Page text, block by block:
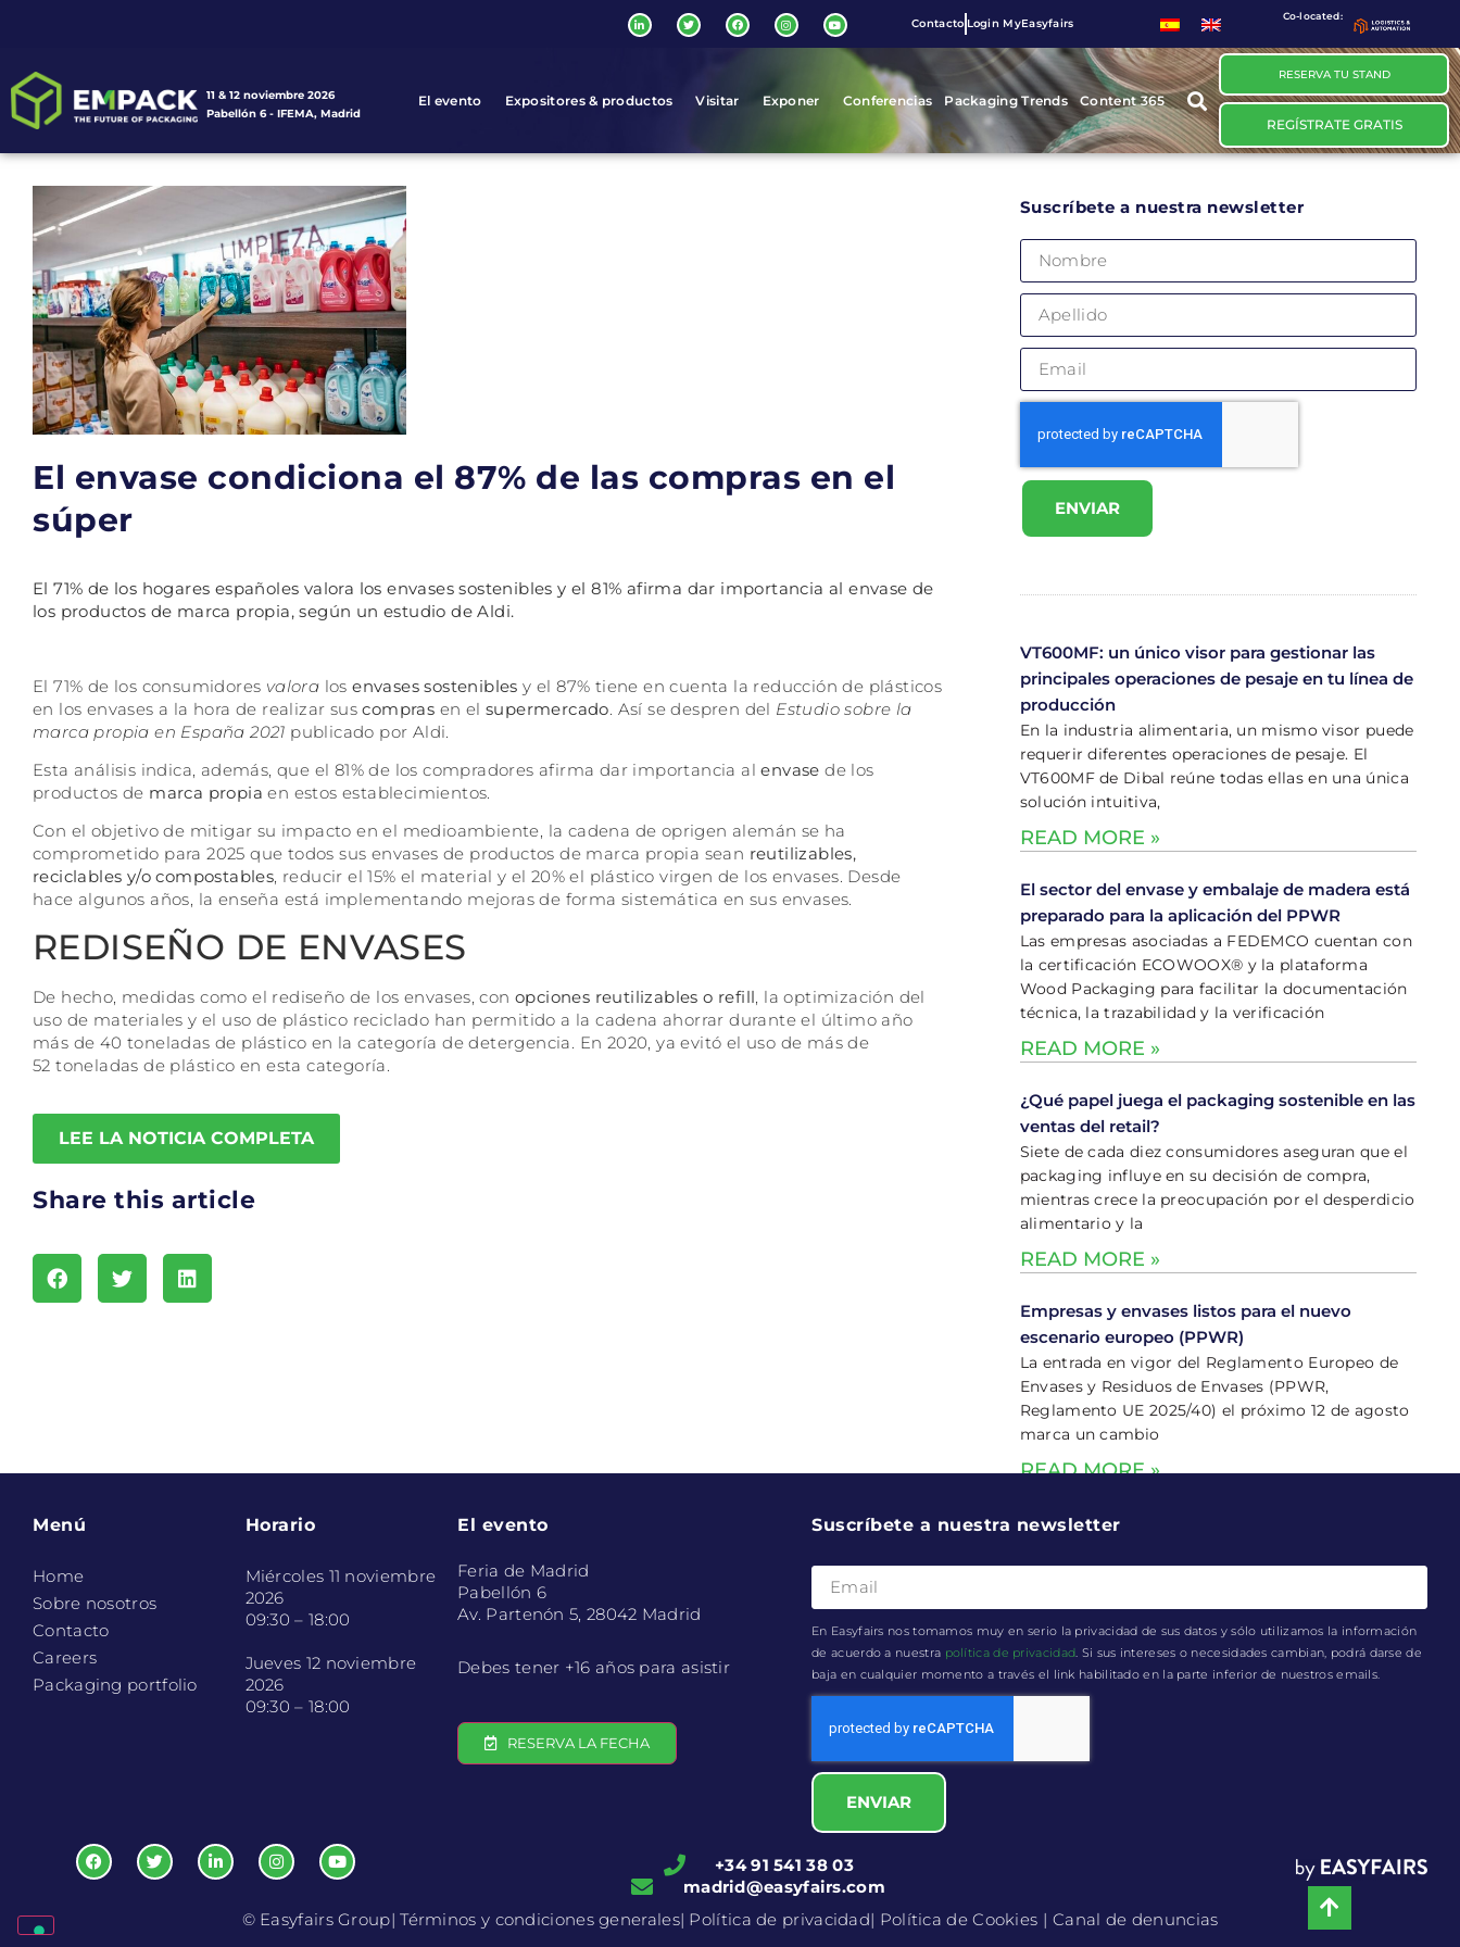
Contacto Login MyEasyfairs
Co-located:
11 & 12 noviembre 2026
Pabellón 6 - IFEMA, Madrid
El evento Expositores & productos Visitar Exponer Conferencias Packaging Trends Content 365
RESERVA TU STAND
REGÍSTRATE GRATIS
El envase condiciona el 87% de las compras en el
súper
El 71% de los hogares españoles valora los envases sostenibles y el 81% afirma dar importancia al envase de
los productos de marca propia, según un estudio de Aldi.
El 71% de los consumidores valora losenvases sostenibles y el 87% tiene en cuenta la reducción de plásticos
en los envases a la hora de realizar suscompras en el supermercado . Así se despren del Estudio sobre la
marca propia en España 2021 publicado por Aldi.
Esta análisis indica, además, que el 81% de los compradores afirma dar importancia alenvase de los
productos de marca propia en estos establecimientos.
Con el objetivo de mitigar su impacto en el medioambiente, la cadena de oprigen alemán se ha
comprometido para 2025 que todos sus envases de productos de marca propia sean reutilizables,
reciclables y/o compostables, reducir el 15% el material y el 20% el plástico virgen de los envases. Desde
hace algunos años, la enseña está implementando mejoras de forma sistemática en sus envases.
REDISEÑO DE ENVASES
De hecho, medidas como el rediseño de los envases, con opciones reutilizables o refill , la optimización del
uso de materiales y el uso de plástico reciclado han permitido a la cadena ahorrar durante el último año
más de 40 toneladas de plástico en la categoría de detergencia. En 2020, ya evitó el uso de más de
52 toneladas de plástico en esta categoría.
LEE LA NOTICIA COMPLETA
Share this article
Suscríbete a nuestra newsletter
ENVIAR
VT600MF: un único visor para gestionar las
principales operaciones de pesaje en tu línea de
producción
En la industria alimentaria, un mismo visor puede
requerir diferentes operaciones de pesaje. El
VT600MF de Dibal reúne todas ellas en una única
solución intuitiva,
READ MORE »
El sector del envase y embalaje de madera está
preparado para la aplicación del PPWR
Las empresas asociadas a FEDEMCO cuentan con
la certificación ECOWOOX® y la plataforma
Wood Packaging para facilitar la documentación
técnica, la trazabilidad y la verificación
READ MORE »
¿Qué papel juega el packaging sostenible en las
ventas del retail?
Siete de cada diez consumidores aseguran que el
packaging influye en su decisión de compra,
mientras crece la preocupación por el desperdicio
alimentario y la
READ MORE »
Empresas y envases listos para el nuevo
escenario europeo (PPWR)
La entrada en vigor del Reglamento Europeo de
Envases y Residuos de Envases (PPWR,
Reglamento UE 2025/40) el próximo 12 de agosto
marca un cambio
READ MORE »
Menú
Home
Sobre nosotros
Contacto
Careers
Packaging portfolio
Horario
Miércoles 11 noviembre
2026
09:30 – 18:00
Jueves 12 noviembre
2026
09:30 – 18:00
El evento
Feria de Madrid
Pabellón 6
Av. Partenón 5, 28042 Madrid
Debes tener +16 años para asistir
RESERVA LA FECHA
Suscríbete a nuestra newsletter
En Easyfairs nos tomamos muy en serio la privacidad de sus datos y sólo utilizamos la información
de acuerdo a nuestra política de privacidad. Si sus intereses o necesidades cambian, podrá darse de
baja en cualquier momento a través el link habilitado en la parte inferior de nuestros emails.
ENVIAR
+34 91 541 38 03
madrid@easyfairs.com
© Easyfairs Group| Términos y condiciones generales| Política de privacidad| Política de Cookies | Canal de denuncias